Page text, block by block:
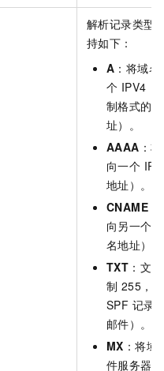
解析记录类型
持如下：
A ：将域
个 IPV4（
制格式的
址）。
AAAA ：
向一个
地址）。
CNAME
向另一个
名地址）。
TXT ：文
制 255，
SPF 记录
邮件）。
MX ：将域
件服务器